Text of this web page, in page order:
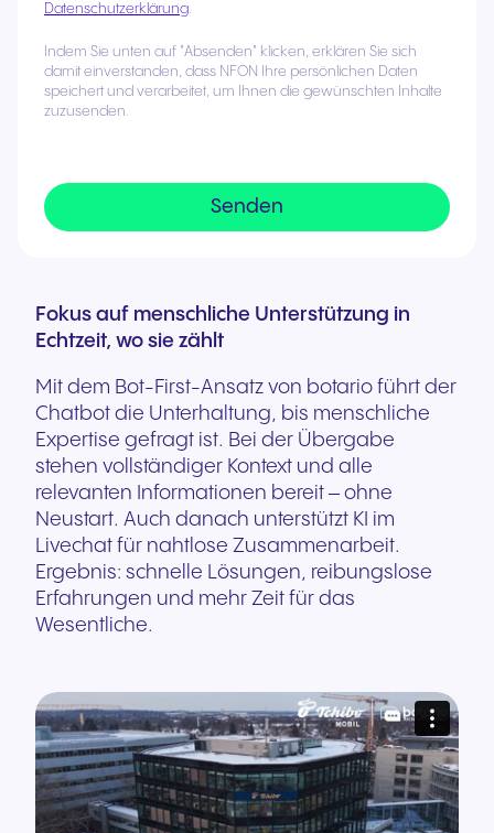
Datenschutzerklärung.
Indem Sie unten auf "Absenden" klicken, erklären Sie sich
damit einverstanden, dass NFON Ihre persönlichen Daten
speichert und verarbeitet, um Ihnen die gewünschten Inhalte
zuzusenden.
Fokus auf menschliche Unterstützung in
Echtzeit, wo sie zählt
Mit dem Bot-First-Ansatz von botario führt der
Chatbot die Unterhaltung, bis menschliche
Expertise gefragt ist. Bei der Übergabe
stehen vollständiger Kontext und alle
relevanten Informationen bereit – ohne
Neustart. Auch danach unterstützt KI im
Livechat für nahtlose Zusammenarbeit.
Ergebnis: schnelle Lösungen, reibungslose
Erfahrungen und mehr Zeit für das
Wesentliche.